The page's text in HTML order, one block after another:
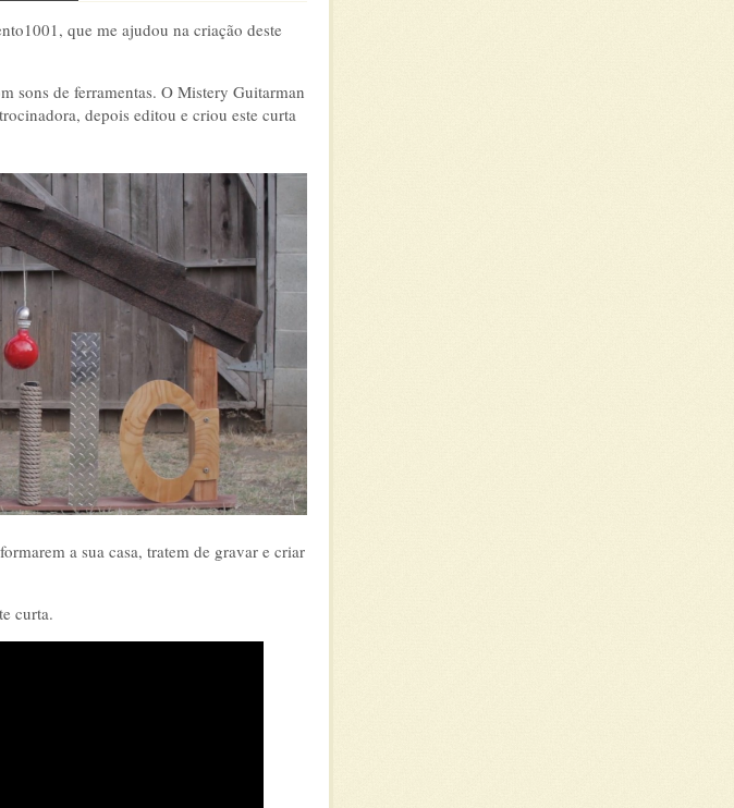
que me ajudou na criação deste
sons de ferramentas. O Mistery Guitarman
depois editou e criou este curta
a sua casa, tratem de gravar e criar
curta.